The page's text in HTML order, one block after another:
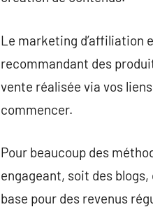
Le marketing d’affiliation
recommandant des
vente réalisée via vos
commencer.
Pour beaucoup des
engageant, soit des
base pour des revenus